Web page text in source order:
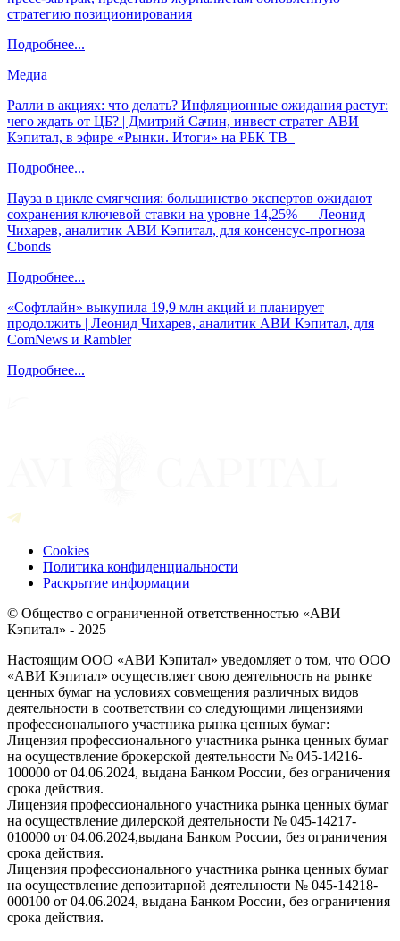
стратегию позиционирования
Подробнее...
Медиа
Ралли в акциях: что делать? Инфляционные ожидания растут:
чего ждать от ЦБ? | Дмитрий Сачин, инвест стратег АВИ
Кэпитал, в эфире «Рынки. Итоги» на РБК ТВ
Подробнее...
Пауза в цикле смягчения: большинство экспертов ожидают
сохранения ключевой ставки на уровне 14,25% — Леонид
Чихарев, аналитик АВИ Кэпитал, для консенсус-прогноза
Cbonds
Подробнее...
«Софтлайн» выкупила 19,9 млн акций и планирует
продолжить | Леонид Чихарев, аналитик АВИ Кэпитал, для
ComNews и Rambler
Подробнее...
Cookies
Политика конфиденциальности
Раскрытие информации
© Общество с ограниченной ответственностью «АВИ
Кэпитал» - 2025
Настоящим ООО «АВИ Кэпитал» уведомляет о том, что ООО
«АВИ Кэпитал» осуществляет свою деятельность на рынке
ценных бумаг на условиях совмещения различных видов
деятельности в соответствии со следующими лицензиями
профессионального участника рынка ценных бумаг:
Лицензия профессионального участника рынка ценных бумаг
на осуществление брокерской деятельности № 045-14216-
100000 от 04.06.2024, выдана Банком России, без ограничения
срока действия.
Лицензия профессионального участника рынка ценных бумаг
на осуществление дилерской деятельности № 045-14217-
010000 от 04.06.2024,выдана Банком России, без ограничения
срока действия.
Лицензия профессионального участника рынка ценных бумаг
на осуществление депозитарной деятельности № 045-14218-
000100 от 04.06.2024, выдана Банком России, без ограничения
срока действия.